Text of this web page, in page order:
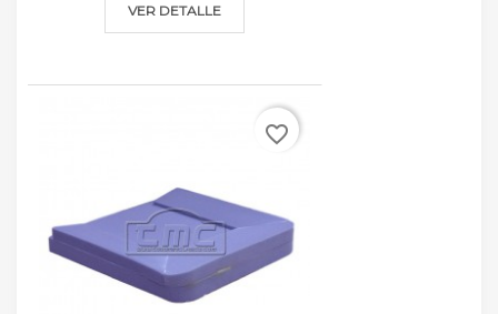
VER DETALLE
favorite_border